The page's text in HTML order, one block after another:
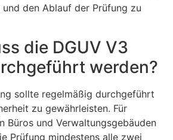
den Ablauf der Prüfung zu
die DGUV V3
werden?
sollte regelmäßig durchgeführt
zu gewährleisten. Für
Büros und Verwaltungsgebäuden
Prüfung mindestens alle zwei